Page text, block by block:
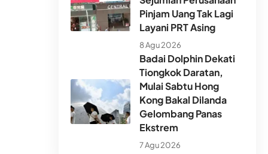
Pinjam Uang Tak Lagi
Layani PRT Asing
8 Agu 2026
Badai Dolphin Dekati
Tiongkok Daratan,
Mulai Sabtu Hong
Kong Bakal Dilanda
Gelombang Panas
Ekstrem
7 Agu 2026